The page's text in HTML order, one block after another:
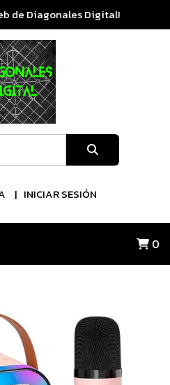
de Diagonales Digital!
INICIAR SESIÓN
0